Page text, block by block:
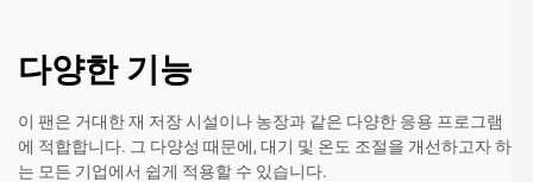
다양한 기능
이 팬은 거대한 재 저장 시설이나 농장과 같은 다양한 응용 프로그램
에 적합합니다. 그 다양성 때문에, 대기 및 온도 조절을 개선하고자 하
는 모든 기업에서 쉽게 적용할 수 있습니다.